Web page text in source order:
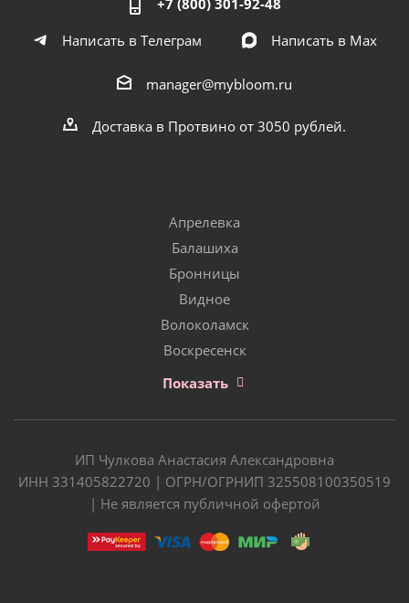
Написать в Телеграм
Написать в Мах
manager@mybloom.ru
Доставка в Протвино от 3050 рублей.
Апрелевка
Балашиха
Бронницы
Видное
Волоколамск
Воскресенск
Показать
ИП Чулкова Анастасия Александровна
ИНН 331405822720 | ОГРН/ОГРНИП 325508100350519
| Не является публичной офертой